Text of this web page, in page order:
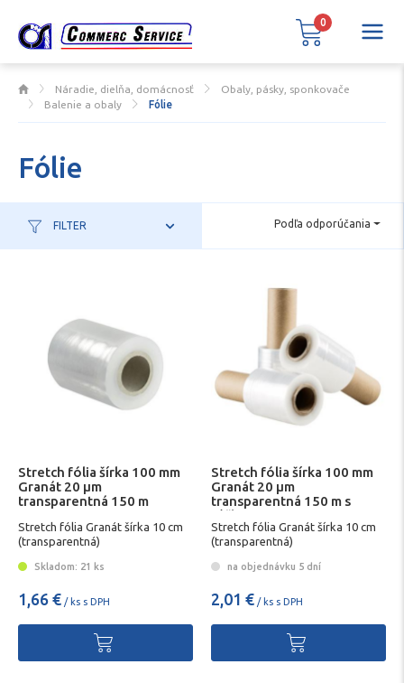
Náradie, dielňa, domácnosť
Obaly, pásky, sponkovače
Balenie a obaly
Fólie
Fólie
FILTER Podľa odporúčania
Stretch fólia šírka 100 mm
Granát 20 µm
transparentná 150 m
Stretch fólia Granát šírka 10 cm
(transparentná)
Skladom: 21 ks
1,66 € / ks s DPH
Stretch fólia šírka 100 mm
Granát 20 µm
transparentná 150 m s
rúčkou
Stretch fólia Granát šírka 10 cm
(transparentná)
na objednávku 5 dní
2,01 € / ks s DPH
0